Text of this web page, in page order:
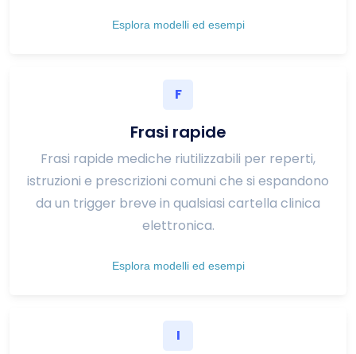
Esplora modelli ed esempi
F
Frasi rapide
Frasi rapide mediche riutilizzabili per reperti,
istruzioni e prescrizioni comuni che si espandono
da un trigger breve in qualsiasi cartella clinica
elettronica.
Esplora modelli ed esempi
I